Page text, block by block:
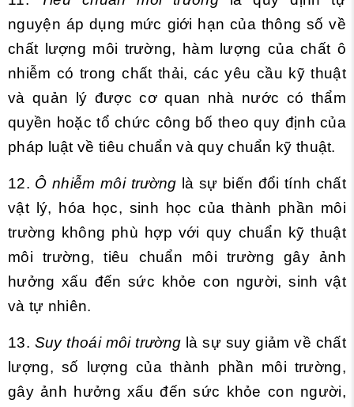
nguyện áp dụng mức giới hạn của thông số về
chất lượng môi trường, hàm lượng của chất ô
nhiễm có trong chất thải, các yêu cầu kỹ thuật
và quản lý được cơ quan nhà nước có thẩm
quyền hoặc tổ chức công bố theo quy định của
pháp luật về tiêu chuẩn và quy chuẩn kỹ thuật.
12. Ô nhiễm môi trường là sự biến đổi tính chất
vật lý, hóa học, sinh học của thành phần môi
trường không phù hợp với quy chuẩn kỹ thuật
môi trường, tiêu chuẩn môi trường gây ảnh
hưởng xấu đến sức khỏe con người, sinh vật
và tự nhiên.
13. Suy thoái môi trường là sự suy giảm về chất
lượng, số lượng của thành phần môi trường,
gây ảnh hưởng xấu đến sức khỏe con người,